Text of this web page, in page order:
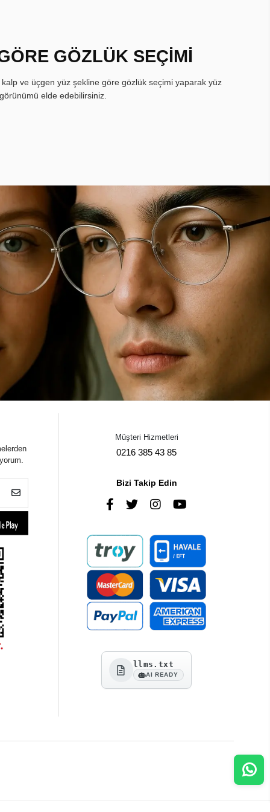
GÖZLÜK SEÇİMİ
ve üçgen yüz şekline göre gözlük seçimi yaparak yüz
elde edebilirsiniz.
Müşteri Hizmetleri
0216 385 43 85
Bizi Takip Edin
llms.txt
AI READY